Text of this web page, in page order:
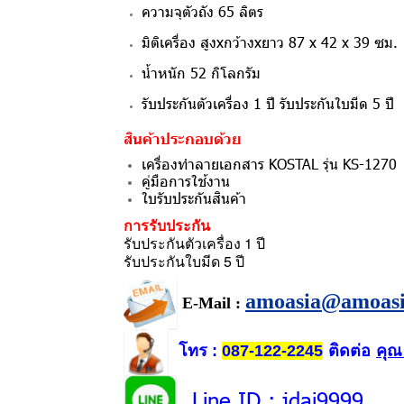
ความจุตัวถัง 65 ลิตร
มิติเครื่อง สูงxกว้างxยาว 87 x 42 x 39 ซม.
น้ำหนัก 52 กิโลกรัม
รับประกันตัวเครื่อง 1 ปี รับประกันใบมีด 5 ปี
สินค้าประกอบด้วย
เครื่องทำลายเอกสาร KOSTAL รุ่น KS-1270
คู่มือการใช้งาน
ใบรับประกันสินค้า
การรับประกัน
รับประกันตัวเครื่อง 1 ปี
รับประกันใบมีด 5 ปี
E-Mail :
โทร : 087-122-2245 ติดต่อ คุณ